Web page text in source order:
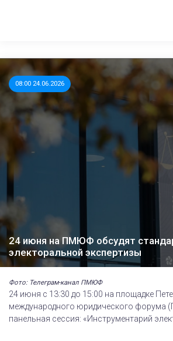
08:00 24.06.2026
24 июня на ПМЮФ обсудят
электоральной экспертизы
Фото: Телеграм-канал ПМЮФ
24 июня с 13:30 до 15:00 на площадке
международного юридического форума
панельная сессия: «Инструментарий